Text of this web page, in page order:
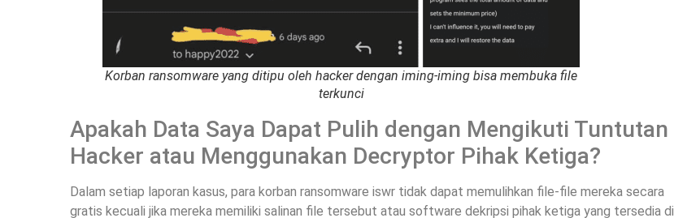
Korban ransomware yang ditipu oleh hacker dengan iming-iming bisa membuka file
terkunci
Apakah Data Saya Dapat Pulih dengan Mengikuti Tuntutan
Hacker atau Menggunakan Decryptor Pihak Ketiga?
Dalam setiap laporan kasus, para korban ransomware iswr tidak dapat memulihkan file-file mereka secara
gratis kecuali jika mereka memiliki salinan file tersebut atau software dekripsi pihak ketiga yang tersedia di